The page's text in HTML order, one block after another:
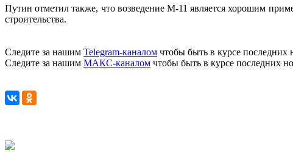
Путин отметил также, что возведение М-11 является хорошим
строительства.
Следите за нашим Telegram-каналом чтобы быть в курсе последних
Следите за нашим МАКС-каналом чтобы быть в курсе последних